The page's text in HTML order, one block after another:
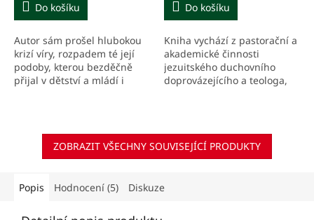
Do košíku
Autor sám prošel hlubokou
krizí víry, rozpadem té její
podoby, kterou bezděčně
přijal v dětství a mládí i
Do košíku
Kniha vychází z pastorační a
akademické činnosti
jezuitského duchovního
doprovázejícího a teologa,
ZOBRAZIT VŠECHNY SOUVISEJÍCÍ PRODUKTY
Popis Hodnocení (5) Diskuze